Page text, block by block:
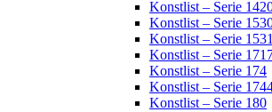
Konstlist – Serie
Konstlist – Serie
Konstlist – Serie 1531
Konstlist – Serie
Konstlist – Serie 174
Konstlist – Serie
Konstlist – Serie 180